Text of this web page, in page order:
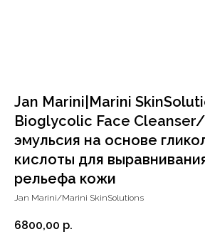
Jan Marini|Marini
Bioglycolic Face
эмульсия на основе
кислоты для
рельефа кожи
Jan Marini/Marini SkinSolutions
6800,00 р.